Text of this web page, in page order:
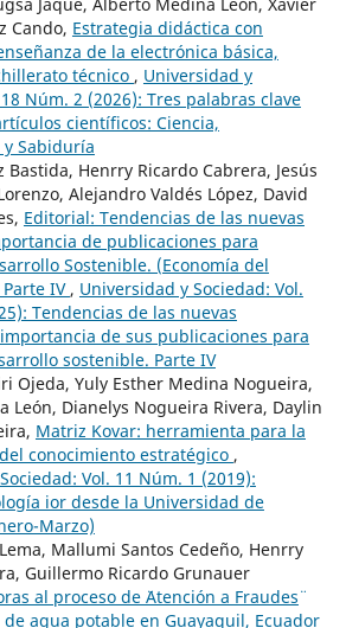
Cando, Estrategia didáctica con
de la electrónica básica,
técnico , Universidad y
Núm. 2 (2026): Tres palabras clave
científicos: Ciencia,
Sabiduría
Bastida, Henrry Ricardo Cabrera, Jesús
Alejandro Valdés López, David
Editorial: Tendencias de las nuevas
de publicaciones para
Sostenible. (Economía del
IV , Universidad y Sociedad: Vol.
Tendencias de las nuevas
de sus publicaciones para
sostenible. Parte IV
Ojeda, Yuly Esther Medina Nogueira,
León, Dianelys Nogueira Rivera, Daylin
Matriz Kovar: herramienta para la
conocimiento estratégico ,
Vol. 11 Núm. 1 (2019):
ior desde la Universidad de
Marzo)
Mallumi Santos Cedeño, Henrry
Guillermo Ricardo Grunauer
al proceso de ¨Atención a Fraudes¨
agua potable en Guayaquil, Ecuador